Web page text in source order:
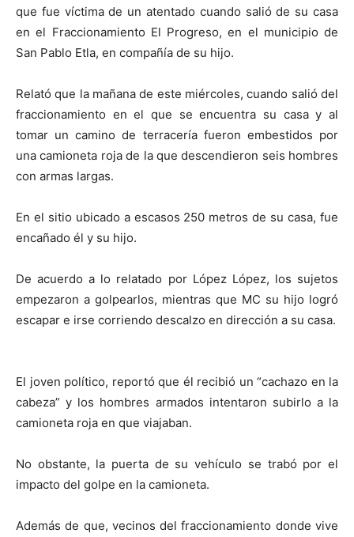
que fue víctima de un atentado cuando salió de su casa
en el Fraccionamiento El Progreso, en el municipio de
San Pablo Etla, en compañía de su hijo.
Relató que la mañana de este miércoles, cuando salió del
fraccionamiento en el que se encuentra su casa y al
tomar un camino de terracería fueron embestidos por
una camioneta roja de la que descendieron seis hombres
con armas largas.
En el sitio ubicado a escasos 250 metros de su casa, fue
encañado él y su hijo.
De acuerdo a lo relatado por López López, los sujetos
empezaron a golpearlos, mientras que MC su hijo logró
escapar e irse corriendo descalzo en dirección a su casa.
El joven político, reportó que él recibió un “cachazo en la
cabeza” y los hombres armados intentaron subirlo a la
camioneta roja en que viajaban.
No obstante, la puerta de su vehículo se trabó por el
impacto del golpe en la camioneta.
Además de que, vecinos del fraccionamiento donde vive